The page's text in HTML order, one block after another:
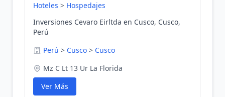
Hoteles > Hospedajes
Inversiones Cevaro Eirltda en Cusco, Cusco,
Perú
Perú > Cusco > Cusco
Mz C Lt 13 Ur La Florida
Ver Más